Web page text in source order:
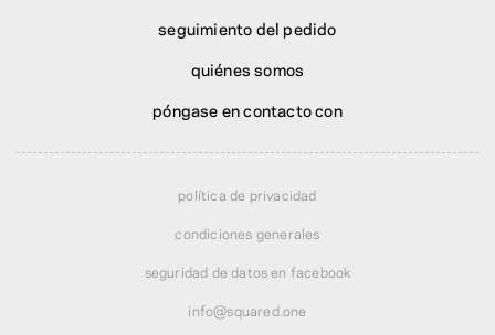
seguimiento del pedido
quiénes somos
póngase en contacto con
política de privacidad
condiciones generales
seguridad de datos en facebook
info@squared.one